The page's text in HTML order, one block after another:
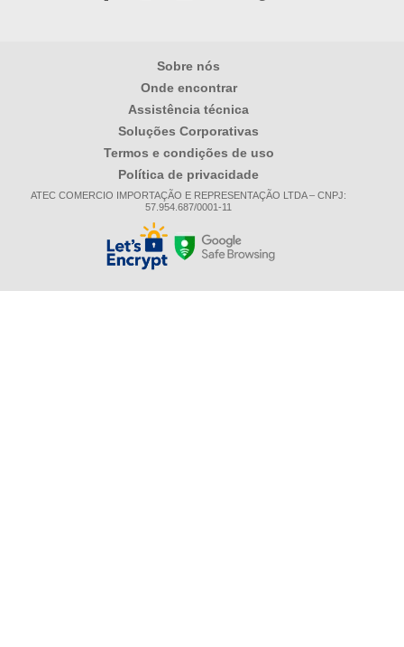
Sobre nós
Onde encontrar
Assistência técnica
Soluções Corporativas
Termos e condições de uso
Política de privacidade
ATEC COMERCIO IMPORTAÇÃO E REPRESENTAÇÃO LTDA – CNPJ:
57.954.687/0001-11